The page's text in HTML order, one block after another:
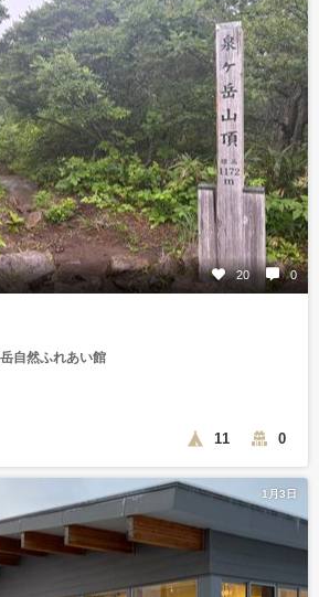
20 0
自然ふれあい館
11 0
1月3日